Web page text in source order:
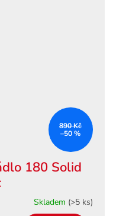
890 Kč
–50 %
180 Solid
Skladem (>5 ks)